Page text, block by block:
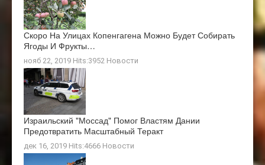
Скоро На Улицах Копенгагена Можно Будет Собирать
Ягоды И Фрукты…
нояб 22, 2019 Hits:3952 Новости
Израильский "Моссад" Помог Властям Дании
Предотвратить Масштабный Теракт
дек 16, 2019 Hits:4666 Новости